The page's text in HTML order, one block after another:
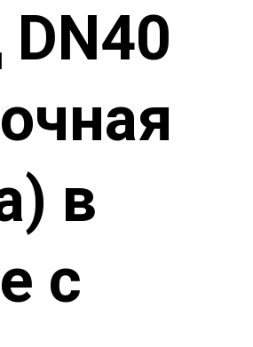
в
с